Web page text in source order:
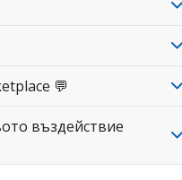
💬
въздействие